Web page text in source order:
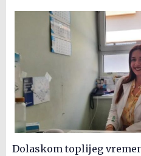
Dolaskom toplijeg